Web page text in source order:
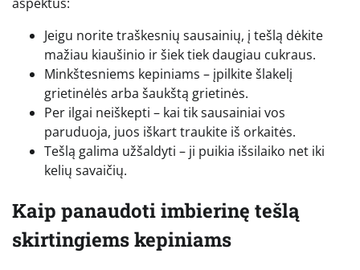
aspektus:
Jeigu norite traškesnių sausainių, į tešlą dėkite
mažiau kiaušinio ir šiek tiek daugiau cukraus.
Minkštesniems kepiniams – įpilkite šlakelį
grietinėlės arba šaukštą grietinės.
Per ilgai neiškepti – kai tik sausainiai vos
paruduoja, juos iškart traukite iš orkaitės.
Tešlą galima užšaldyti – ji puikia išsilaiko net iki
kelių savaičių.
Kaip panaudoti imbierinę tešlą
skirtingiems kepiniams